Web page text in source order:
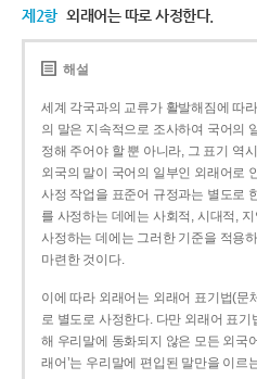
제2항 외래어는 따로 사정한다.
해설
세계 각국과의 교류가 활발해짐에 따
의 말은 지속적으로 조사하여 국어의
정해 주어야 할 뿐 아니라, 그 표기 역
외국의 말이 국어의 일부인 외래어로
사정 작업을 표준어 규정과는 별도로
를 사정하는 데에는 사회적, 시대적,
사정하는 데에는 그러한 기준을 적용
마련한 것이다.
이에 따라 외래어는 외래어 표기법(
로 별도로 사정한다. 다만 외래어 표기
해 우리말에 동화되지 않은 모든 외국
래어’는 우리말에 편입된 말만을 이르